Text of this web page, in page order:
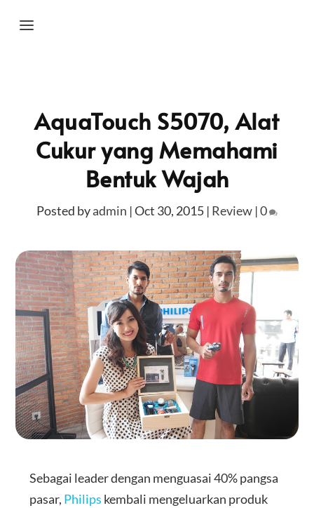
AquaTouch S5070, Alat
Cukur yang Memahami
Bentuk Wajah
Posted byadmin |Oct 30, 2015 | Review |0
Sebagai leader dengan menguasai 40% pangsa
pasar, Philips kembali mengeluarkan produk